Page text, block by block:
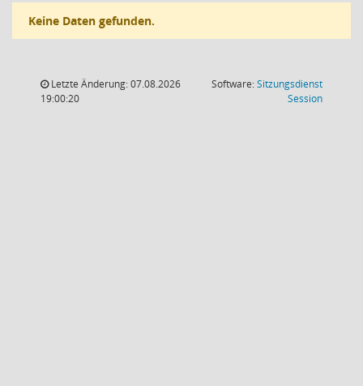
Keine Daten gefunden.
Letzte Änderung: 07.08.2026
19:00:20
Software:Sitzungsdienst
Session(Wird in